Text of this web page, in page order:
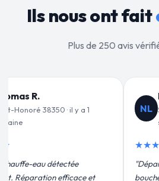
Ils nous ont fait
Plus de 250 avis
L.
38350 · il y a 2
pour mon WC
soir. 20 minutes
JF
moins de